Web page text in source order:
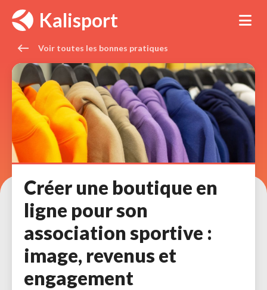
Kalisport
Voir toutes les bonnes pratiques
Créer une boutique en
ligne pour son
association sportive :
image, revenus et
engagement